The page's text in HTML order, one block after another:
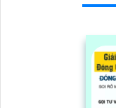
năng